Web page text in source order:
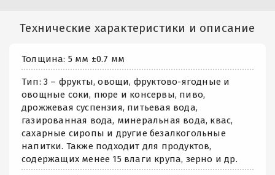
Технические характеристики и описание
Толщина: 5 мм ±0.7 мм
Тип: 3 – фрукты, овощи, фруктово-ягодные и
овощные соки, пюре и консервы, пиво,
дрожжевая суспензия, питьевая вода,
газированная вода, минеральная вода, квас,
сахарные сиропы и другие безалкогольные
напитки. Также подходит для продуктов,
содержащих менее 15 влаги крупа, зерно и др.